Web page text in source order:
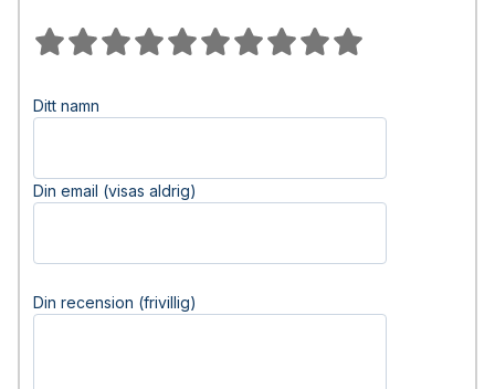
Ditt namn
Din email (visas aldrig)
Din recension (frivillig)